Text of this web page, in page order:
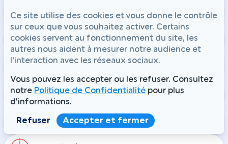
Crisenoy
Fouju
Guignes
Ozouer-le-Voulgis
Ce site utilise des cookies et vous donne le contrôle
sur ceux que vous souhaitez activer. Certains
cookies servent au fonctionnement du site, les
autres nous aident à mesurer notre audience et
l'interaction avec les réseaux sociaux.
Vous pouvez les accepter ou les refuser. Consultez
notre Politique de Confidentialité pour plus
d'informations.
Refuser Accepter et fermer